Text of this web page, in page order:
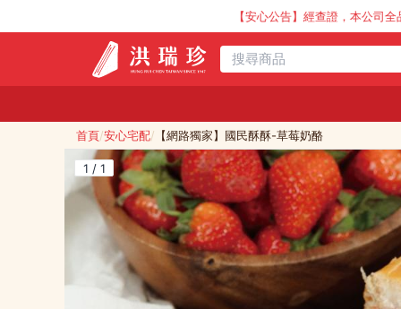
【安心公告】經查證，本公司全品項與上游供應商均
首頁/安心宅配/ 【網路獨家】國民酥酥-草莓奶酪
1 / 1